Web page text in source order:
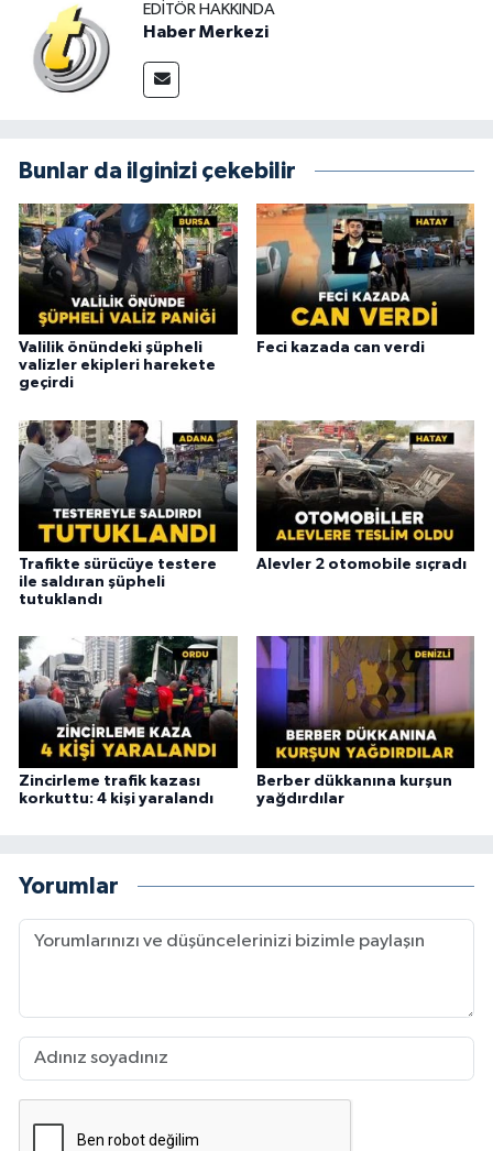
EDITÖR HAKKINDA
Haber Merkezi
Bunlar da ilginizi çekebilir
Valilik önündeki şüpheli
valizler ekipleri harekete
geçirdi
Feci kazada can verdi
Trafikte sürücüye testere
ile saldıran şüpheli
tutuklandı
Alevler 2 otomobile sıçradı
Zincirleme trafik kazası
korkuttu: 4 kişi yaralandı
Berber dükkanına kurşun
yağdırdılar
Yorumlar